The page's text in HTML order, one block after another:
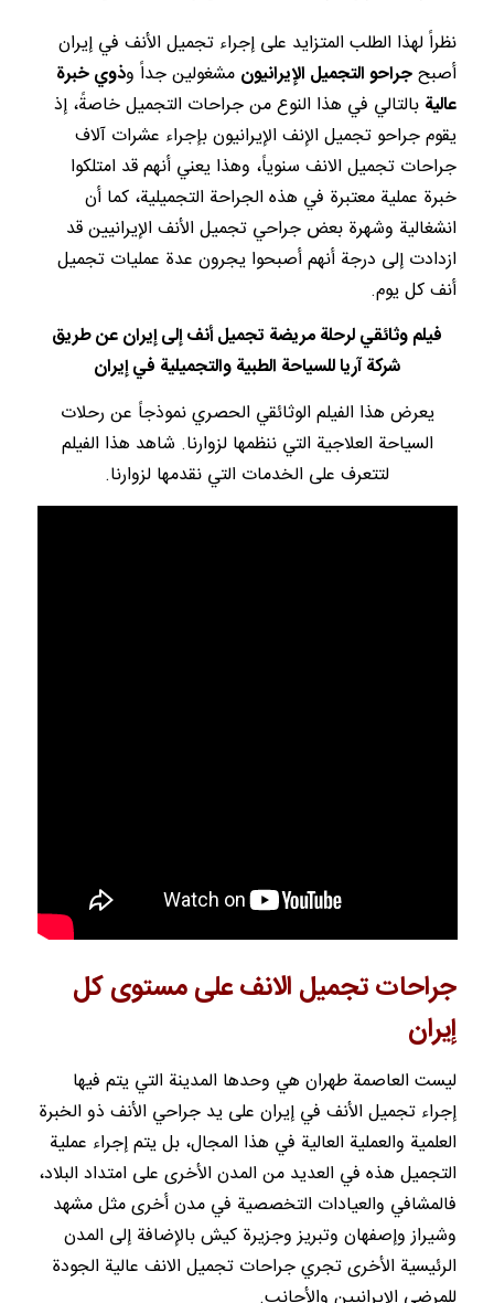
نظراً لهذا الطلب المتزايد على إجراء تجميل الأنف في إيران
أصبحجراحو التجميل الإيرانيون مشغولين جداً وذوي خبرة
عالية بالتالي في هذا النوع من جراحات التجميل خاصةً، إذ
يقوم جراحو تجميل الإنف الإيرانيون بإجراء عشرات آلاف
جراحات تجميل الانف سنوياً، وهذا يعني أنهم قد امتلكوا
خبرة عملية معتبرة في هذه الجراحة التجميلية، كما أن
انشغالية وشهرة بعض جراحي تجميل الأنف الإيرانيين قد
ازدادت إلى درجة أنهم أصبحوا يجرون عدة عمليات تجميل
أنف كل يوم.
فيلم وثائقي لرحلة مريضة تجميل أنف إلى إيران عن طريق
شركة آريا للسياحة الطبية والتجميلية في إيران
يعرض هذا الفيلم الوثائقي الحصري نموذجاً عن رحلات
السياحة العلاجية التي ننظمها لزوارنا. شاهد هذا الفيلم
لتتعرف على الخدمات التي نقدمها لزوارنا.
جر‌احات تجميل الانف على مستوى كل
إيران
ليست العاصمة طهران هي وحدها المدينة التي يتم فيها
إجراء تجميل الأنف في إيران على يد جراحي الأنف ذو الخبرة
العلمية والعملية العالية في هذا المجال، بل يتم إجراء عملية
التجميل هذه في العديد من المدن الأخرى على امتداد البلاد،
فالمشافي والعيادات التخصصية في مدن أخرى مثل مشهد
وشيراز وإصفهان وتبريز وجزيرة كيش بالإضافة إلى المدن
الرئيسية الأخرى تجري جراحات تجميل الانف عالية الجودة